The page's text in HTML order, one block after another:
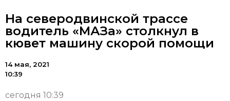
На северодвинской трассе
водитель «МАЗа» столкнул в
кювет машину скорой помощи
14 мая, 2021
10:39
сегодня 10:39